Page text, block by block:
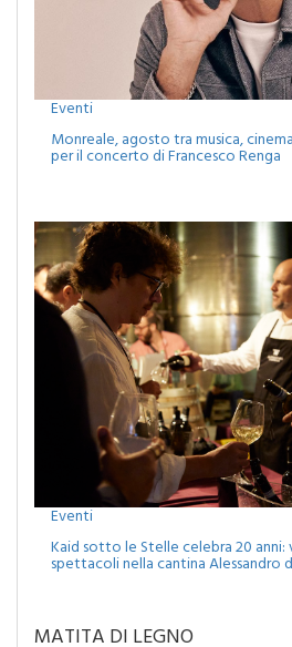
Monreale, agosto tra musica,
per il concerto di Francesco Renga
Kaid sotto le Stelle celebra 20 anni:
spettacoli nella cantina Alessandro di